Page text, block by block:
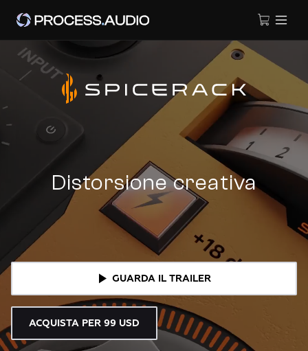
Distorsione creativa
GUARDA IL TRAILER
ACQUISTA PER 99 USD